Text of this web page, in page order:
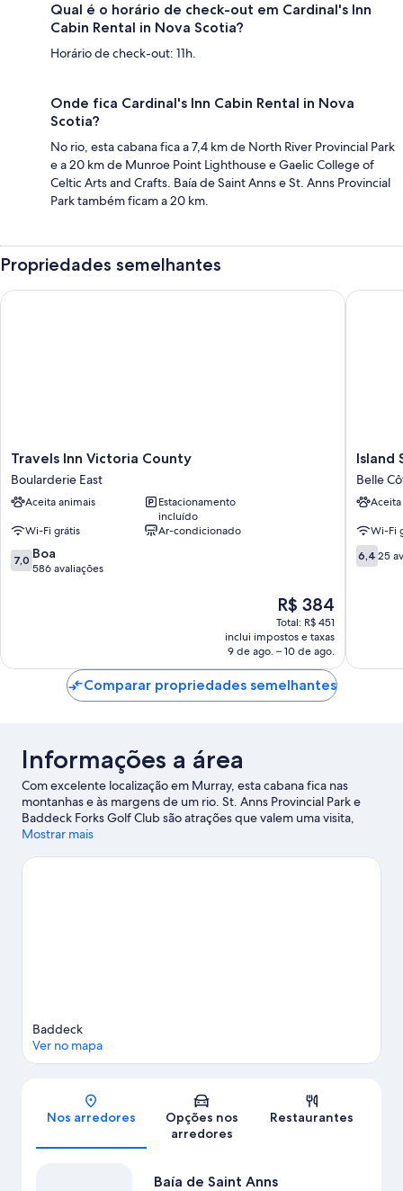
Qual é o horário de check-out em Cardinal's Inn
Cabin Rental in Nova Scotia?
Horário de check-out: 11h.
Onde fica Cardinal's Inn Cabin Rental in Nova
Scotia?
No rio, esta cabana fica a 7,4 km de North River Provincial Park
e a 20 km de Munroe Point Lighthouse e Gaelic College of
Celtic Arts and Crafts. Baía de Saint Anns e St. Anns Provincial
Park também ficam a 20 km.
Propriedades semelhantes
Travels
Inn
Victoria
County
East
Travels Inn Victoria County
Boularderie East
Aceita animais
Estacionamento
incluído
Wi-Fi grátis
Ar-condicionado
7.0
de
7,0 Boa
586 avaliações
O
preço
é
de
R$ 384
R$ 384
Total: R$ 451
inclui impostos e taxas
9 de ago. – 10 de ago.
Travels Inn Victoria County
Island
Sunset
Resort
Belle
Island
Belle
Wi-Fi
6.4
de
6,4 25
Island
Comparar propriedades semelhantes
Informações a área
Com excelente localização em Murray, esta cabana fica nas
montanhas e às margens de um rio. St. Anns Provincial Park e
Baddeck Forks Golf Club são atrações que valem uma visita,
assim como as maravilhas naturais em North River Provincial Park
natação ou aproveite a natureza ao redor com atividades como
Mostrar mais
Mapa
Baddeck
Ver no mapa
Nos arredores
Opções nos
arredores
Restaurantes
Baía de Saint Anns